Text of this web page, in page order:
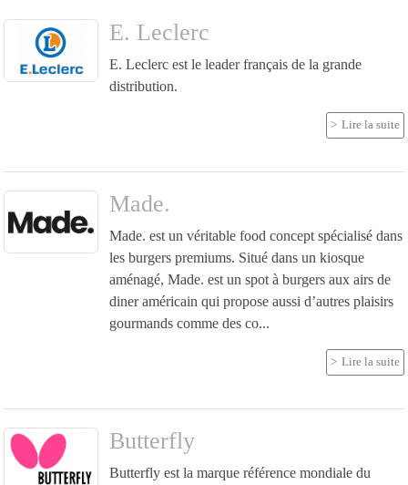
E. Leclerc
E. Leclerc est le leader français de la grande
distribution.
Lire la suite
Made.
Made. est un véritable food concept spécialisé dans
les burgers premiums. Situé dans un kiosque
aménagé, Made. est un spot à burgers aux airs de
diner américain qui propose aussi d’autres plaisirs
gourmands comme des co...
Lire la suite
Butterfly
Butterfly est la marque référence mondiale du